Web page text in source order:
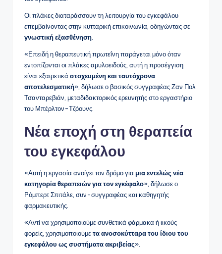
Οι πλάκες διαταράσσουν τη λειτουργία του εγκεφάλου
επεμβαίνοντας στην κυτταρική επικοινωνία, οδηγώντας σε
γνωστική εξασθένηση
«Επειδή η θεραπευτική πρωτεΐνη παράγεται μόνο όταν
εντοπίζονται οι πλάκες αμυλοειδούς, αυτή η προσέγγιση
είναι εξαιρετικά στοχευμένη και ταυτόχρονα
αποτελεσματική», δήλωσε ο βασικός συγγραφέας Ζαν Πολ
Τσανταρεβιάν, μεταδιδακτορικός ερευνητής στο εργαστήριο
του Μπέρλτον-Τζόουνς.
Νέα εποχή στη θεραπεία
του εγκεφάλου
«Αυτή η εργασία ανοίγει τον δρόμο για μια εντελώς νέα
κατηγορία θεραπειών για τον εγκέφαλο», δήλωσε ο
Ρόμπερτ Σπιτάλε, συν-συγγραφέας και καθηγητής
φαρμακευτικής.
«Αντί να χρησιμοποιούμε συνθετικά φάρμακα ή ιικούς
φορείς, χρησιμοποιούμετα ανοσοκύτταρα του ίδιου του
εγκεφάλου ως συστήματα ακριβείας».